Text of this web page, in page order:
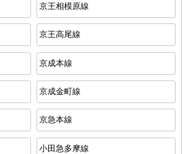
京王相模原線
京王高尾線
京成本線
京成金町線
京急本線
小田急多摩線